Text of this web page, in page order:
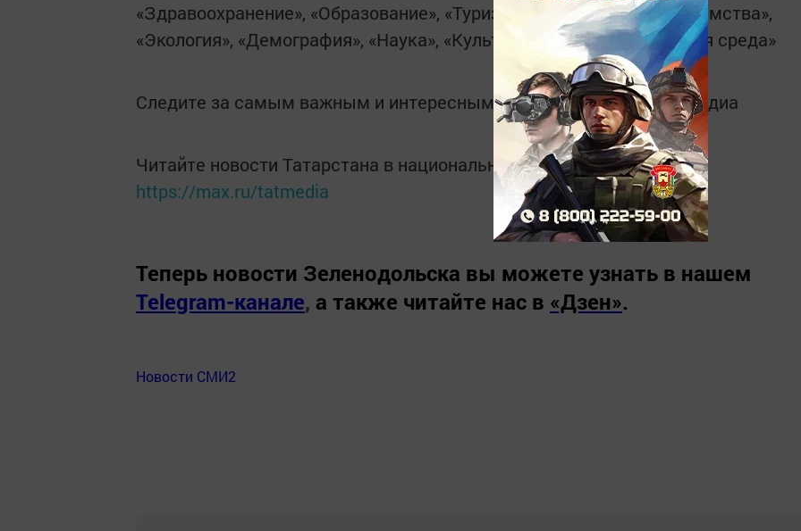
«Здравоохранение», «Образование», «Туризм и индустрия гостеприимства»,
«Экология», «Демография», «Наука», «Культура», «Жильё и городская среда»
Следите за самым важным и интересным вTelegram-каналеТатмедиа
Читайте новости Татарстана в национальном мессенджере MАХ:
https://max.ru/tatmedia
Теперь новости Зеленодольска вы можете узнать в нашем
Telegram-канале, а также читайте нас в «Дзен».
Новости СМИ2